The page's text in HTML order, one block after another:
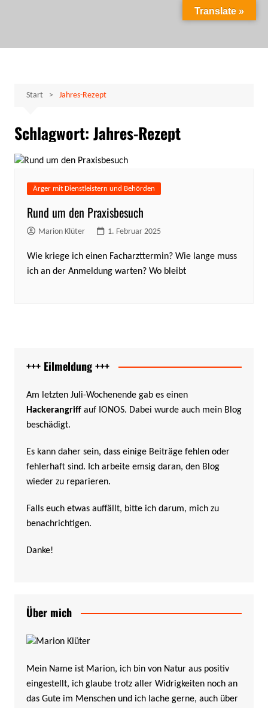
Start Jahres-Rezept
Schlagwort: Jahres-Rezept
Ärger mit Dienstleistern und Behörden
Rund um den Praxisbesuch
Marion Klüter 1. Februar 2025
Wie kriege ich einen Facharzttermin? Wie lange muss
ich an der Anmeldung warten? Wo bleibt
+++ Eilmeldung +++
Am letzten Juli-Wochenende gab es einen
Hackerangriffauf IONOS. Dabei wurde auch mein Blog
beschädigt.
Es kann daher sein, dass einige Beiträge fehlen oder
fehlerhaft sind. Ich arbeite emsig daran, den Blog
wieder zu reparieren.
Falls euch etwas auffällt, bitte ich darum, mich zu
benachrichtigen.
Danke!
Über mich
Mein Name ist Marion, ich bin von Natur aus positiv
eingestellt, ich glaube trotz aller Widrigkeiten noch an
das Gute im Menschen und ich lache gerne, auch über
Translate »